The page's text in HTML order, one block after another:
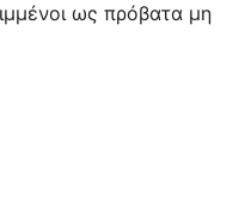
ως πρόβατα μη